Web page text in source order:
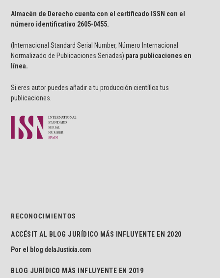
Almacén de Derecho cuenta con el certificado ISSN con el
número identificativo 2605-0455.
(Internacional Standard Serial Number, Número Internacional
Normalizado de Publicaciones Seriadas) para publicaciones en
línea.
Si eres autor puedes añadir a tu producción científica tus
publicaciones.
RECONOCIMIENTOS
ACCÉSIT AL BLOG JURÍDICO MÁS INFLUYENTE EN 2020
Por el blogdelaJusticia.com
BLOG JURÍDICO MÁS INFLUYENTE EN 2019